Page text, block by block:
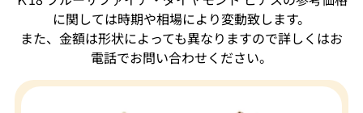
に関しては時期や相場により変動致します。
また、金額は形状によっても異なりますので詳しくはお
電話でお問い合わせください。